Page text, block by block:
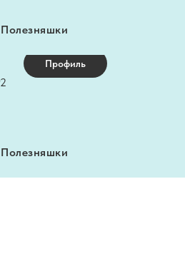
Профиль
Полезняшки
Полезняшки